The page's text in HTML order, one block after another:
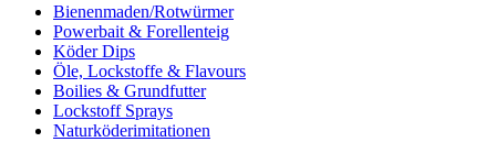
Bienenmaden/Rotwürmer
Powerbait & Forellenteig
Köder Dips
Öle, Lockstoffe & Flavours
Boilies & Grundfutter
Lockstoff Sprays
Naturköderimitationen